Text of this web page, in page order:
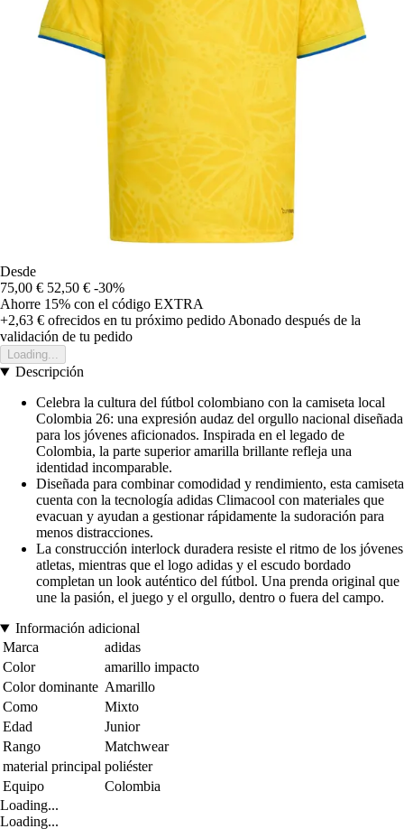
Desde
75,00 € 52,50 € -30%
Ahorre 15% con el código EXTRA
+2,63 € ofrecidos en tu próximo pedido Abonado después de la
validación de tu pedido
Loading...
Descripción
Celebra la cultura del fútbol colombiano con la camiseta local
Colombia 26: una expresión audaz del orgullo nacional diseñada
para los jóvenes aficionados. Inspirada en el legado de
Colombia, la parte superior amarilla brillante refleja una
identidad incomparable.
Diseñada para combinar comodidad y rendimiento, esta camiseta
cuenta con la tecnología adidas Climacool con materiales que
evacuan y ayudan a gestionar rápidamente la sudoración para
menos distracciones.
La construcción interlock duradera resiste el ritmo de los jóvenes
atletas, mientras que el logo adidas y el escudo bordado
completan un look auténtico del fútbol. Una prenda original que
une la pasión, el juego y el orgullo, dentro o fuera del campo.
Información adicional
Marca
adidas
Color
amarillo impacto
Color dominante Amarillo
Como
Mixto
Edad
Junior
Rango
Matchwear
material principal poliéster
Equipo
Colombia
Loading...
Loading...